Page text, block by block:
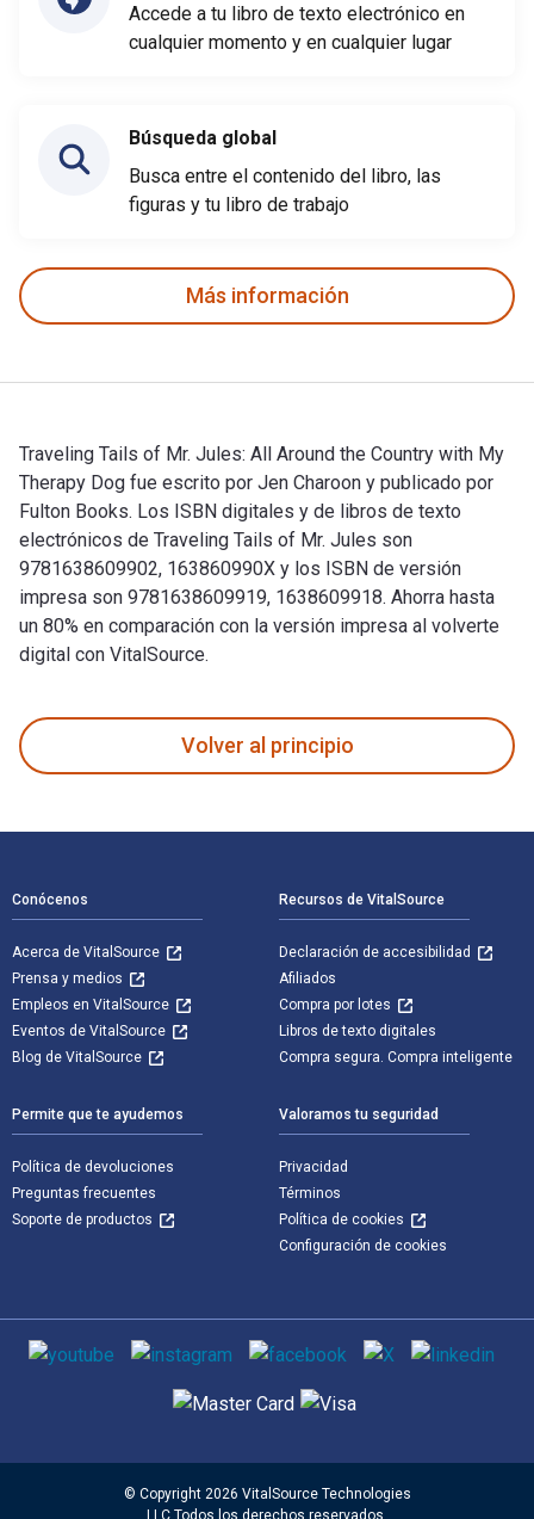
Accede a tu libro de texto electrónico en
cualquier momento y en cualquier lugar
Búsqueda global
Busca entre el contenido del libro, las
figuras y tu libro de trabajo
Más información
Traveling Tails of Mr. Jules: All Around the Country with My
Therapy Dog fue escrito por Jen Charoon y publicado por
Fulton Books. Los ISBN digitales y de libros de texto
electrónicos de Traveling Tails of Mr. Jules son
9781638609902, 163860990X y los ISBN de versión
impresa son 9781638609919, 1638609918. Ahorra hasta
un 80% en comparación con la versión impresa al volverte
digital con VitalSource.
Volver al principio
Conócenos
Acerca de VitalSource
Prensa y medios
Empleos en VitalSource
Eventos de VitalSource
Blog de VitalSource
Recursos de VitalSource
Declaración de accesibilidad
Afiliados
Compra por lotes
Libros de texto digitales
Compra segura. Compra inteligente
Permite que te ayudemos
Política de devoluciones
Preguntas frecuentes
Soporte de productos
Valoramos tu seguridad
Privacidad
Términos
Política de cookies
Configuración de cookies
Medios de comunicación social
Métodos de pago admitidos
© Copyright 2026 VitalSource Technologies
LLC Todos los derechos reservados.